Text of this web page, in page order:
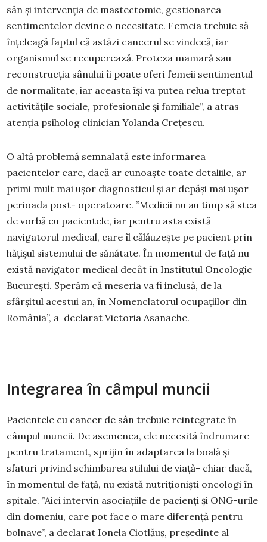
sân și intervenția de mastectomie, gestionarea
sentimentelor devine o necesitate. Femeia trebuie să
înțeleagă faptul că astăzi cancerul se vindecă, iar
organismul se recuperează. Proteza mamară sau
reconstrucția sânului îi poate oferi femeii sentimentul
de normalitate, iar aceasta își va putea relua treptat
activitățile sociale, profesionale și familiale”, a atras
atenția psiholog clinician Yolanda Crețescu.
O altă problemă semnalată este informarea
pacientelor care, dacă ar cunoaște toate detaliile, ar
primi mult mai ușor diagnosticul și ar depăși mai ușor
perioada post- operatoare. ”Medicii nu au timp să stea
de vorbă cu pacientele, iar pentru asta există
navigatorul medical, care îl călăuzește pe pacient prin
hățișul sistemului de sănătate. În momentul de față nu
există navigator medical decât în Institutul Oncologic
București. Sperăm că meseria va fi inclusă, de la
sfârșitul acestui an, în Nomenclatorul ocupațiilor din
România”, a declarat Victoria Asanache.
Integrarea în câmpul muncii
Pacientele cu cancer de sân trebuie reintegrate în
câmpul muncii. De asemenea, ele necesită îndrumare
pentru tratament, sprijin în adaptarea la boală și
sfaturi privind schimbarea stilului de viață- chiar dacă,
în momentul de față, nu există nutriționiști oncologi în
spitale. ”Aici intervin asociațiile de pacienți și ONG-urile
din domeniu, care pot face o mare diferență pentru
bolnave”, a declarat Ionela Ciotlăuș, președinte al